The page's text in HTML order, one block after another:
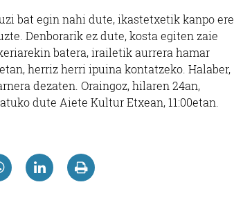
bat egin nahi dute, ikastetxetik kanpo ere
Denborarik ez dute, kosta egiten zaie
batera, irailetik aurrera hamar
herriz herri ipuina kontatzeko. Halaber,
dezaten. Oraingoz, hilaren 24an,
dute Aiete Kultur Etxean, 11:00etan.